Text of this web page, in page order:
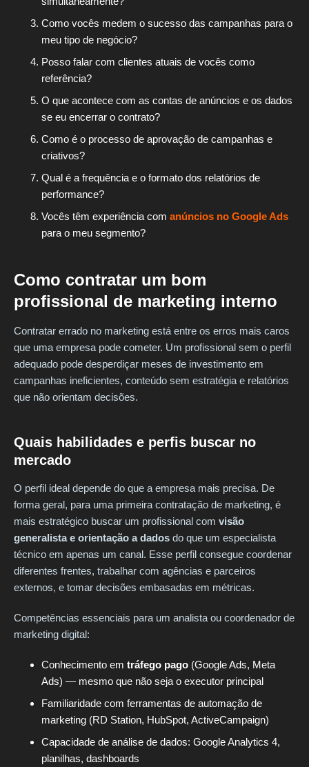
Como vocês medem o sucesso das campanhas para o
meu tipo de negócio?
Posso falar com clientes atuais de vocês como
referência?
O que acontece com as contas de anúncios e os dados
se eu encerrar o contrato?
Como é o processo de aprovação de campanhas e
criativos?
Qual é a frequência e o formato dos relatórios de
performance?
Vocês têm experiência com anúncios no Google Ads
para o meu segmento?
Como contratar um bom
profissional de marketing interno
Contratar errado no marketing está entre os erros mais caros
que uma empresa pode cometer. Um profissional sem o perfil
adequado pode desperdiçar meses de investimento em
campanhas ineficientes, conteúdo sem estratégia e relatórios
que não orientam decisões.
Quais habilidades e perfis buscar no
mercado
O perfil ideal depende do que a empresa mais precisa. De
forma geral, para uma primeira contratação de marketing, é
mais estratégico buscar um profissional com visão
generalista e orientação a dados do que um especialista
técnico em apenas um canal. Esse perfil consegue coordenar
diferentes frentes, trabalhar com agências e parceiros
externos, e tomar decisões embasadas em métricas.
Competências essenciais para um analista ou coordenador de
marketing digital:
Conhecimento em tráfego pago (Google Ads, Meta
Ads) — mesmo que não seja o executor principal
Familiaridade com ferramentas de automação de
marketing (RD Station, HubSpot, ActiveCampaign)
Capacidade de análise de dados: Google Analytics 4,
planilhas, dashboards